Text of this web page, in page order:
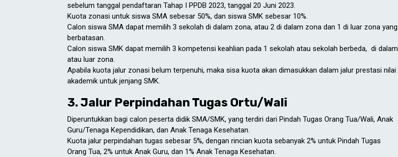
sebelum tanggal pendaftaran Tahap I PPDB 2023, tanggal 20 Juni 2023.
Kuota zonasi untuk siswa SMA sebesar 50%, dan siswa SMK sebesar 10%.
Calon siswa SMA dapat memilih 3 sekolah di dalam zona, atau 2 di dalam zona dan 1 di luar zona yang
berbatasan.
Calon siswa SMK dapat memilih 3 kompetensi keahlian pada 1 sekolah atau sekolah berbeda, di dalam
atau luar zona.
Apabila kuota jalur zonasi belum terpenuhi, maka sisa kuota akan dimasukkan dalam jalur prestasi nilai
akademik untuk jenjang SMK.
3. Jalur Perpindahan Tugas Ortu/Wali
Diperuntukkan bagi calon peserta didik SMA/SMK, yang terdiri dari Pindah Tugas Orang Tua/Wali, Anak
Guru/Tenaga Kependidikan, dan Anak Tenaga Kesehatan.
Kuota jalur perpindahan tugas sebesar 5%, dengan rincian kuota sebanyak 2% untuk Pindah Tugas
Orang Tua, 2% untuk Anak Guru, dan 1% Anak Tenaga Kesehatan.